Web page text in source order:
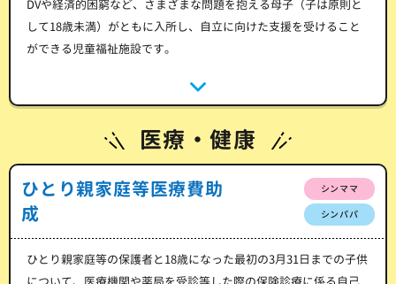
DVや経済的困窮など、さまざまな問題を抱える母子（子は原則と
して18歳未満）がともに入所し、自立に向けた支援を受けること
ができる児童福祉施設です。
医療・健康
ひとり親家庭等医療費助
成
シンママ
シンパパ
ひとり親家庭等の保護者と18歳になった最初の3月31日までの子供